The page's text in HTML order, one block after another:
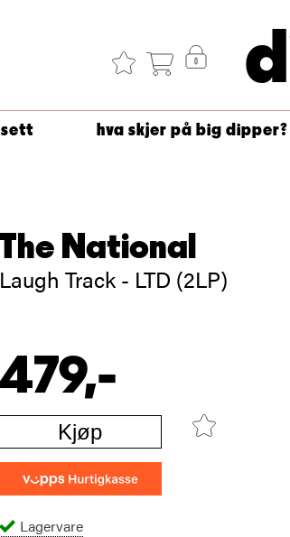
hva skjer på big dipper?
The National
Laugh Track - LTD (2LP)
479,-
Kjøp
Lagervare